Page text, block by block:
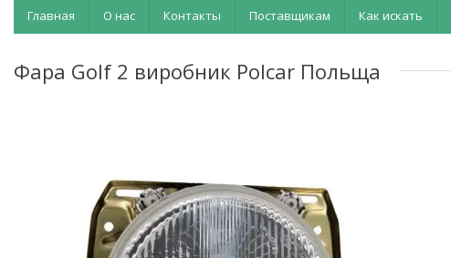
Главная О нас Контакты Поставщикам Как искать
Фара Golf 2 виробник Polcar Польща